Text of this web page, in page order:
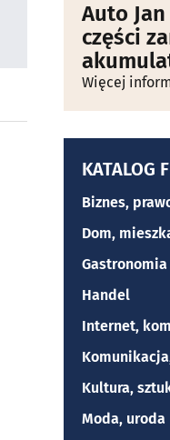
Auto
części
Więcej
KATALOG
Biznes,
Dom,
Handel
Internet,
Kultura,
Moda, uroda